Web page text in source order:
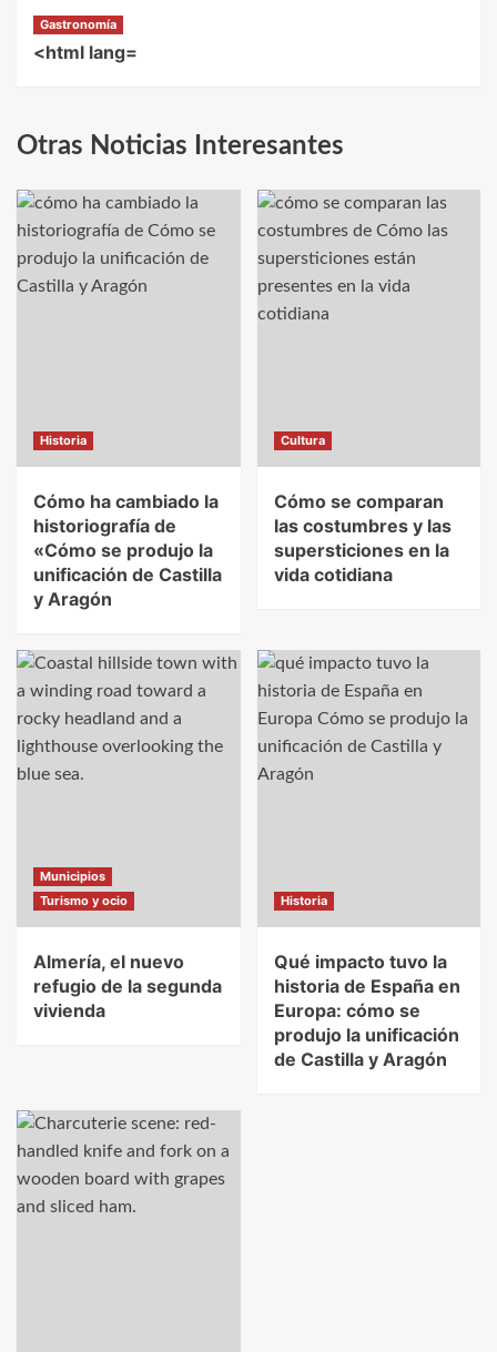
Gastronomía
<html lang=
Otras Noticias Interesantes
Historia
Cómo ha cambiado la
historiografía de
«Cómo se produjo la
unificación de Castilla
y Aragón
Cultura
Cómo se comparan
las costumbres y las
supersticiones en la
vida cotidiana
Municipios
Turismo y ocio
Almería, el nuevo
refugio de la segunda
vivienda
Historia
Qué impacto tuvo la
historia de España en
Europa: cómo se
produjo la unificación
de Castilla y Aragón